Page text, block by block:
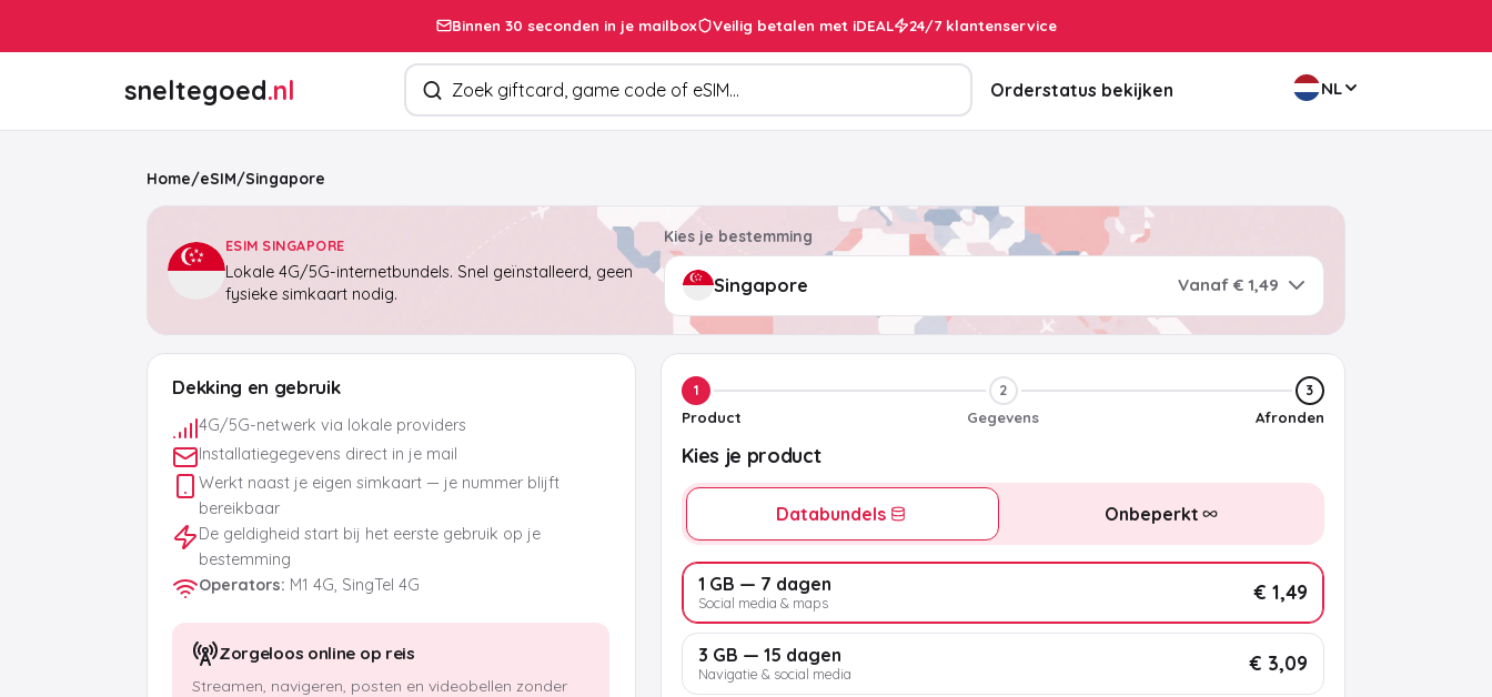
Binnen 30 seconden in je mailbox Veilig betalen met iDEAL 24/7 klantenservice
sneltegoed.nl Zoek producten
Orderstatus bekijken NL
Home/eSIM/Singapore
ESIM SINGAPORE
Lokale 4G/5G-internetbundels. Snel geïnstalleerd, geen
fysieke simkaart nodig.
Kies je bestemming
Vanaf € 1,49
Dekking en gebruik
4G/5G-netwerk via lokale providers
Installatiegegevens direct in je mail
Werkt naast je eigen simkaart — je nummer blijft
bereikbaar
De geldigheid start bij het eerste gebruik op je
bestemming
Operators: M1 4G, SingTel 4G
Zorgeloos online op reis
Streamen, navigeren, posten en videobellen zonder
1
Product
2
Gegevens
3
Afronden
Kies je product
Databundels Onbeperkt
1 GB — 7 dagen
Social media & maps € 1,49
3 GB — 15 dagen
Navigatie & social media € 3,09